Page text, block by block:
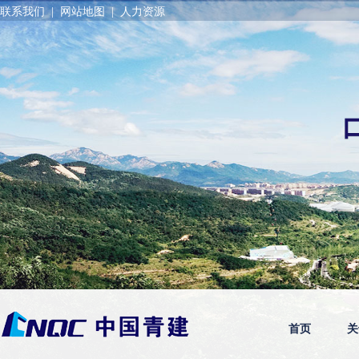
联系我们 | 网站地图 | 人力资源
首页